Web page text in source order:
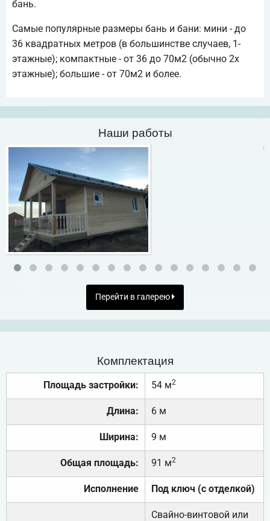
бань.
Самые популярные размеры бань и бани: мини - до
36 квадратных метров (в большинстве случаев, 1-
этажные); компактные - от 36 до 70м2 (обычно 2х
этажные); большие - от 70м2 и более.
Наши работы
Перейти в галерею
Комплектация
Площадь застройки: 54 м2
Длина: 6 м
Ширина: 9 м
Общая площадь: 91 м2
Исполнение Под ключ (с отделкой)
Свайно-винтовой или